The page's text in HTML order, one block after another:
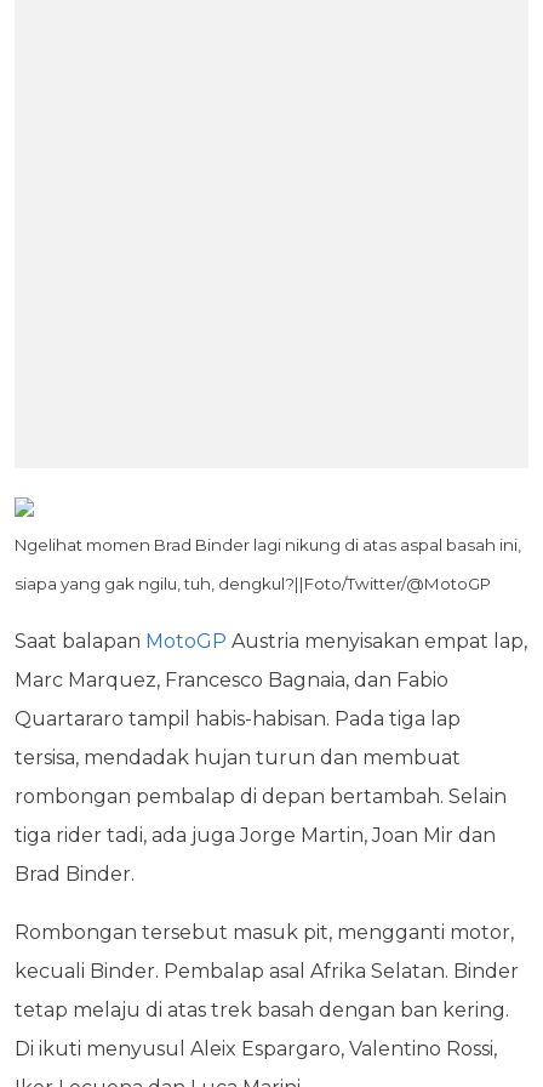
Ngelihat momen Brad Binder lagi nikung di atas aspal basah ini,
siapa yang gak ngilu, tuh, dengkul?||Foto/Twitter/@MotoGP
Saat balapan MotoGP Austria menyisakan empat lap,
Marc Marquez, Francesco Bagnaia, dan Fabio
Quartararo tampil habis-habisan. Pada tiga lap
tersisa, mendadak hujan turun dan membuat
rombongan pembalap di depan bertambah. Selain
tiga rider tadi, ada juga Jorge Martin, Joan Mir dan
Brad Binder.
Rombongan tersebut masuk pit, mengganti motor,
kecuali Binder. Pembalap asal Afrika Selatan. Binder
tetap melaju di atas trek basah dengan ban kering.
Di ikuti menyusul Aleix Espargaro, Valentino Rossi,